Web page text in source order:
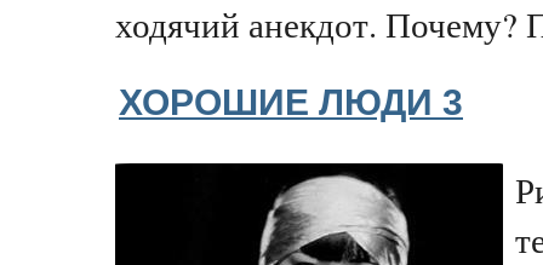
ходячий анекдот. Почему?
ХОРОШИЕ ЛЮДИ 3